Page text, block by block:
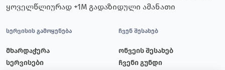
ყოველწლიურად +1M გადაზიდული ამანათი
სერვისის გამოყენება
მხარდაჭერა
სერვისები
ჩვენ შესახებ
ონვეის შესახებ
ჩვენი გუნდი